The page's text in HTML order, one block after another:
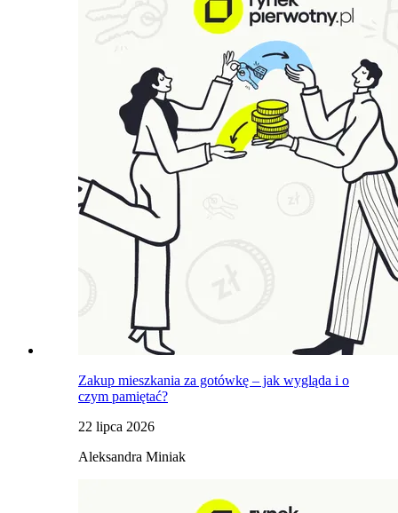
Zakup mieszkania za gotówkę – jak wygląda i o
czym pamiętać?
22 lipca 2026
Aleksandra Miniak